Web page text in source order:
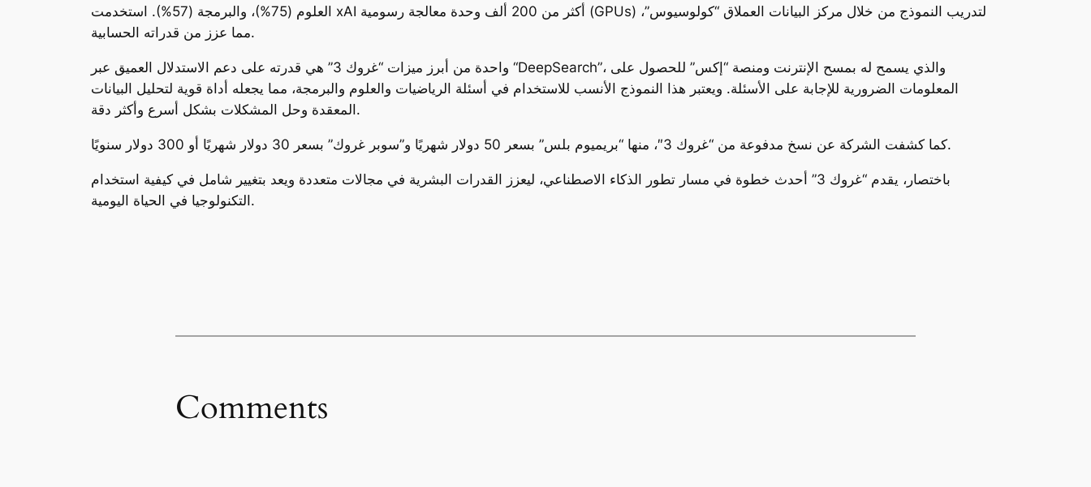
العلوم (75%)، والبرمجة (57%). استخدمت xAI أكثر من 200 ألف وحدة معالجة رسومية (GPUs) لتدريب النموذج من خلال مركز البيانات العملاق “كولوسيوس”،
مما عزز من قدراته الحسابية.
واحدة من أبرز ميزات “غروك 3” هي قدرته على دعم الاستدلال العميق عبر “DeepSearch”، والذي يسمح له بمسح الإنترنت ومنصة “إكس” للحصول على
المعلومات الضرورية للإجابة على الأسئلة. ويعتبر هذا النموذج الأنسب للاستخدام في أسئلة الرياضيات والعلوم والبرمجة، مما يجعله أداة قوية لتحليل البيانات
المعقدة وحل المشكلات بشكل أسرع وأكثر دقة.
كما كشفت الشركة عن نسخ مدفوعة من “غروك 3″، منها “بريميوم بلس” بسعر 50 دولار شهريًا و”سوبر غروك” بسعر 30 دولار شهريًا أو 300 دولار سنويًا.
باختصار، يقدم “غروك 3” أحدث خطوة في مسار تطور الذكاء الاصطناعي، ليعزز القدرات البشرية في مجالات متعددة ويعد بتغيير شامل في كيفية استخدام
التكنولوجيا في الحياة اليومية.
Comments